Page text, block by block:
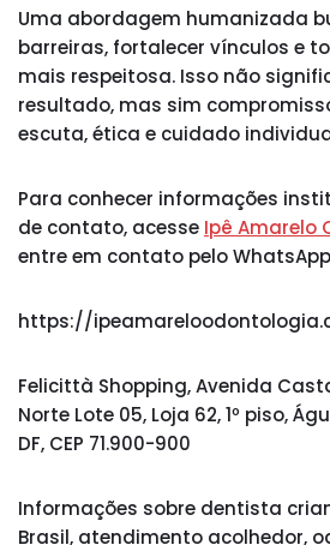
Uma abordagem humanizada
barreiras, fortalecer vínculos e
mais respeitosa. Isso não
resultado, mas sim
escuta, ética e cuidado
Para conhecer informações
de contato, acesse Ipê Amarelo
entre em contato pelo WhatsApp
https://
Felicittà Shopping, Avenida
Norte Lote 05, Loja 62, 1º piso,
DF, CEP 71.900-900
Informações sobre dentista
Brasil, atendimento acolhedor,